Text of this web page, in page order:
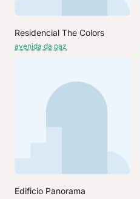
Residencial The Colors
avenida da paz
Edificio Panorama